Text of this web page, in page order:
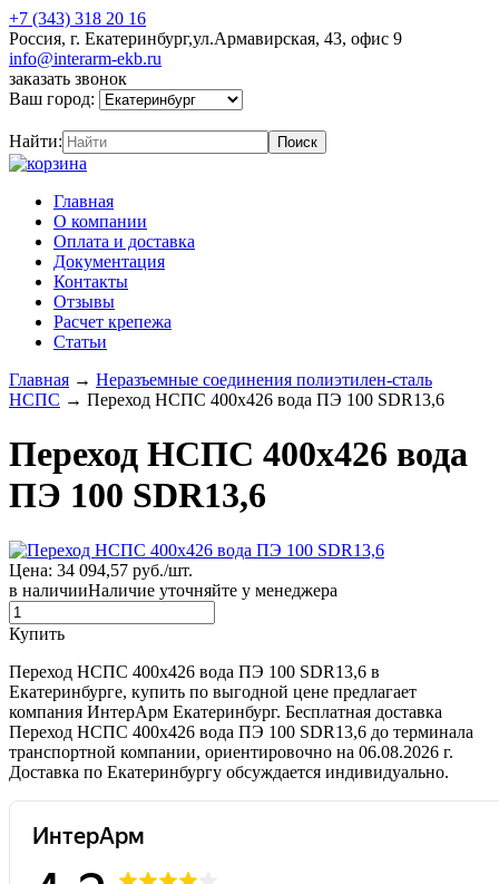
+7 (343) 318 20 16
Россия, г. Екатеринбург,ул.Армавирская, 43, офис 9
info@interarm-ekb.ru
заказать звонок
Ваш город:
Найти:
Главная
О компании
Оплата и доставка
Документация
Контакты
Отзывы
Расчет крепежа
Статьи
Главная → Неразъемные соединения полиэтилен-сталь
НСПС → Переход НСПС 400х426 вода ПЭ 100 SDR13,6
Переход НСПС 400х426 вода
ПЭ 100 SDR13,6
Цена: 34 094,57 руб./шт.
в наличииНаличие уточняйте у менеджера
Купить
Переход НСПС 400х426 вода ПЭ 100 SDR13,6 в
Екатеринбурге, купить по выгодной цене предлагает
компания ИнтерАрм Екатеринбург. Бесплатная доставка
Переход НСПС 400х426 вода ПЭ 100 SDR13,6 до терминала
транспортной компании, ориентировочно на 06.08.2026 г.
Доставка по Екатеринбургу обсуждается индивидуально.